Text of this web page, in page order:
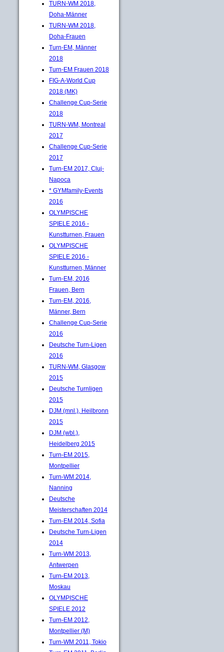
TURN-WM 2018,
Doha-Männer
TURN-WM 2018,
Doha-Frauen
Turn-EM, Männer
2018
Turn-EM Frauen 2018
FIG-A-World Cup
2018 (MK)
Challenge Cup-Serie
2018
TURN-WM, Montreal
2017
Challenge Cup-Serie
2017
Turn-EM 2017, Cluj-
Napoca
* GYMfamily-Events
2016
OLYMPISCHE
SPIELE 2016 -
Kunstturnen, Frauen
OLYMPISCHE
SPIELE 2016 -
Kunstturnen, Männer
Turn-EM, 2016
Frauen, Bern
Turn-EM, 2016,
Männer, Bern
Challenge Cup-Serie
2016
Deutsche Turn-Ligen
2016
TURN-WM, Glasgow
2015
Deutsche Turnligen
2015
DJM (mnl.), Heilbronn
2015
DJM (wbl.),
Heidelberg 2015
Turn-EM 2015,
Montpellier
Turn-WM 2014,
Nanning
Deutsche
Meisterschaften 2014
Turn-EM 2014, Sofia
Deutsche Turn-Ligen
2014
Turn-WM 2013,
Antwerpen
Turn-EM 2013,
Moskau
OLYMPISCHE
SPIELE 2012
Turn-EM 2012,
Montpellier (M)
Turn-WM 2011, Tokio